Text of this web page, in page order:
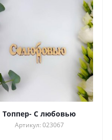
Топпер- С любовью
Артикул: 023067